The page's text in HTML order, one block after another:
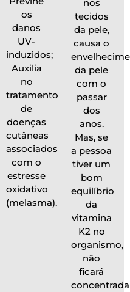
os
danos
UV-
induzidos;
Auxilia
no
tratamento
de
doenças
cutâneas
associados
com o
estresse
oxidativo
(melasma).
nos
tecidos
da pele,
causa o
da pele
com o
passar
dos
anos.
Mas, se
a pessoa
tiver um
bom
equilíbrio
da
vitamina
K2 no
organismo,
não
ficará
concentrada